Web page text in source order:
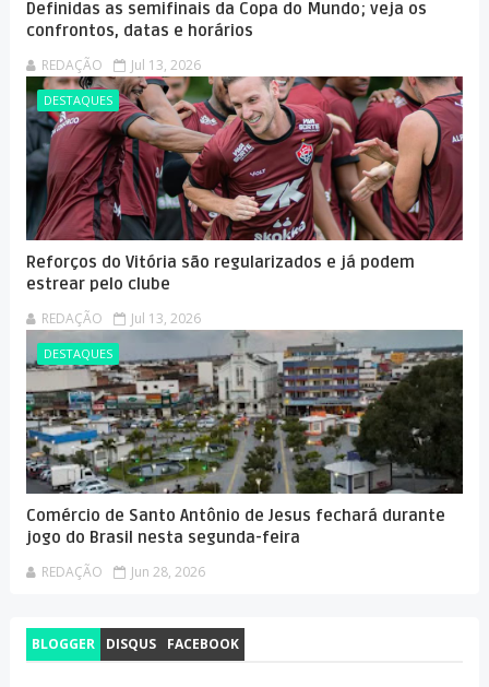
Definidas as semifinais da Copa do Mundo; veja os
confrontos, datas e horários
REDAÇÃO Jul 13, 2026
DESTAQUES
Reforços do Vitória são regularizados e já podem
estrear pelo clube
REDAÇÃO Jul 13, 2026
DESTAQUES
Comércio de Santo Antônio de Jesus fechará durante
jogo do Brasil nesta segunda-feira
REDAÇÃO Jun 28, 2026
BLOGGER DISQUS FACEBOOK